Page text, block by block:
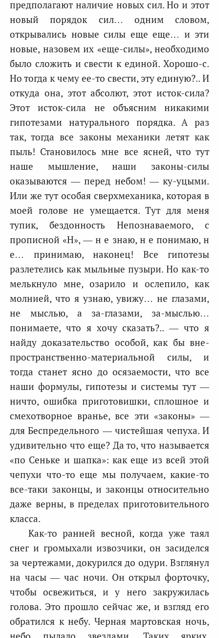
предполагают наличие новых сил. Но и этот
новый порядок сил… одним словом,
открывались новые силы еще еще… и эти
новые, назовем их «еще-силы», необходимо
было сложить и свести к единой. Хорошо-с.
Но тогда к чему ее-то свести, эту единую?.. И
откуда она, этот абсолют, этот исток-сила?
Этот исток-сила не объясним никакими
гипотезами натурального порядка. А раз
так, тогда все законы механики летят как
пыль! Становилось мне все ясней, что тут
наше мышление, наши законы-силы
оказываются — перед небом! — ку-уцыми.
Или же тут особая сверхмеханика, которая в
моей голове не умещается. Тут для меня
тупик, бездонность Непознаваемого, с
прописной «Н», — н е знаю, н е понимаю, н
е… принимаю, наконец! Все гипотезы
разлетелись как мыльные пузыри. Но как-то
мелькнуло мне, озарило и ослепило, как
молнией, что я узнаю, увижу… не глазами,
не мыслью, а за-глазами, за-мыслью…
понимаете, что я хочу сказать?.. — что я
найду доказательство особой, как бы вне-
пространственно-материальной силы, и
тогда станет ясно до осязаемости, что все
наши формулы, гипотезы и системы тут —
ничто, ошибка приготовишки, сплошное и
смехотворное вранье, все эти «законы» —
для Беспредельного — чистейшая чепуха. И
удивительно что еще? Да то, что называется
«по Сеньке и шапка»: как еще из всей этой
чепухи что-то еще мы получаем, какие-то
все-таки законцы, и законцы относительно
даже верны, в пределах приготовительного
класса.
Как-то ранней весной, когда уже таял
снег и громыхали извозчики, он засиделся
за чертежами, докурился до одури. Взглянул
на часы — час ночи. Он открыл форточку,
чтобы освежиться, и у него закружилась
голова. Это прошло сейчас же, и взгляд его
обратился к небу. Черная мартовская ночь,